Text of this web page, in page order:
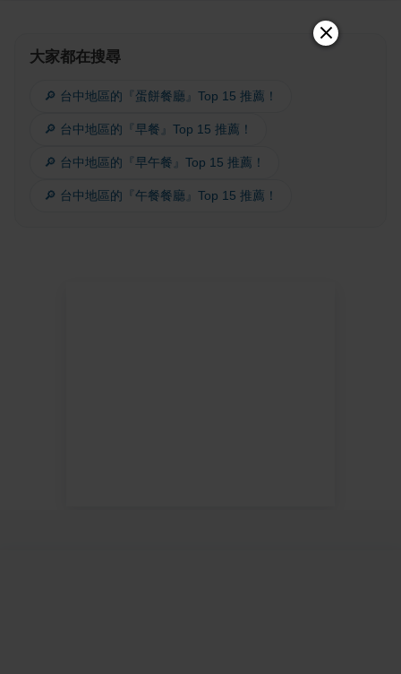
大家都在搜尋
🔎 台中地區的『蛋餅餐廳』Top 15 推薦！
🔎 台中地區的『早餐』Top 15 推薦！
🔎 台中地區的『早午餐』Top 15 推薦！
🔎 台中地區的『午餐餐廳』Top 15 推薦！